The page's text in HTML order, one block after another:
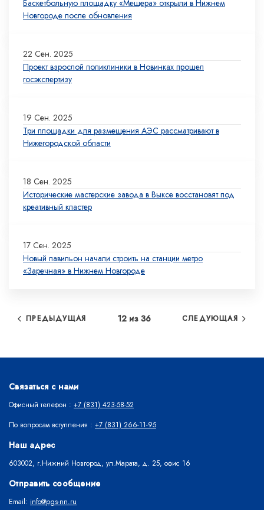
Баскетбольную площадку «Мещера» открыли в Нижнем
Новгороде после обновления
22 Сен. 2025
Проект взрослой поликлиники в Новинках прошел
госэкспертизу
19 Сен. 2025
Три площадки для размещения АЭС рассматривают в
Нижегородской области
18 Сен. 2025
Исторические мастерские завода в Выксе восстановят под
креативный кластер
17 Сен. 2025
Новый павильон начали строить на станции метро
«Заречная» в Нижнем Новгороде
ПРЕДЫДУЩАЯ 12 из 36 СЛЕДУЮЩАЯ
Связаться с нами
Офисный телефон : +7 (831) 423-58-52
По вопросам вступления : +7 (831) 266-11-95
Наш адрес
603002, г.Нижний Новгород, ул.Марата, д. 25, офис 16
Отправить сообщение
Email: info@pgs-nn.ru